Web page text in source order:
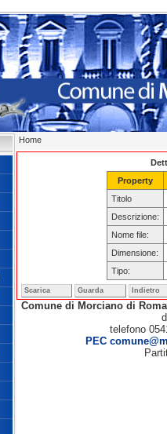
Home
Property
Titolo
Descrizione:
Nome file:
Dimensione:
Tipo:
Scarica Guarda Indietro
Comune di Morciano di
telefono
PEC